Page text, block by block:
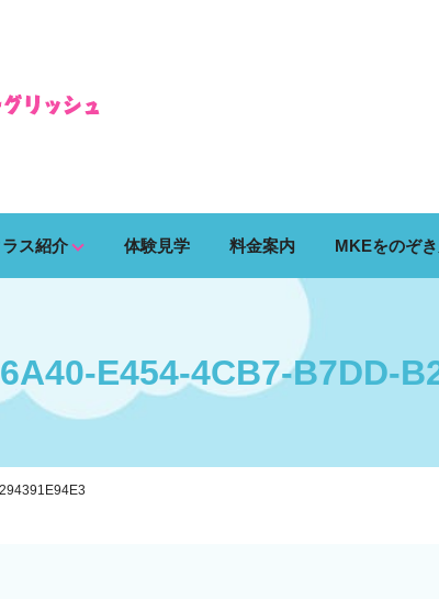
ス紹介 体験見学 料金案内 MKEをのぞ
E454-4CB7-B7DD-